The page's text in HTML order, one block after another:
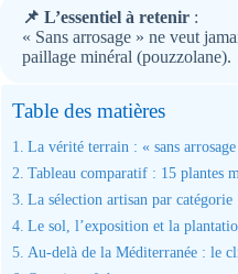
📌 L’essentiel à retenir :
« Sans arrosage » ne veut
paillage minéral (pouzzolane).
Table des matières
La vérité terrain : « sans
Tableau comparatif : 15 plantes
La sélection artisan par catégorie
Le sol, l’exposition et la
Au-delà de la Méditerranée : le